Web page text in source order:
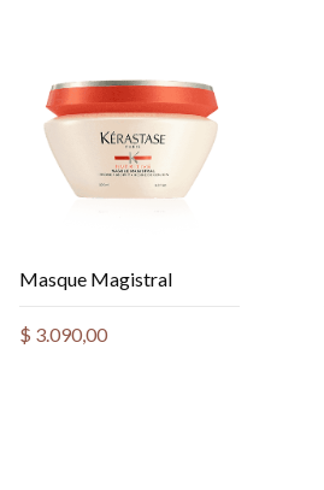
Masque Magistral
$ 3.090,00